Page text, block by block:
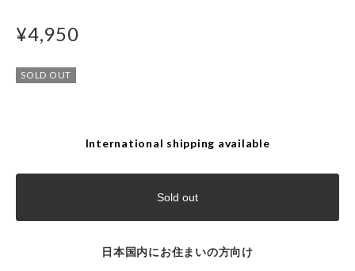
¥4,950
SOLD OUT
International shipping available
Sold out
日本国内にお住まいの方向け